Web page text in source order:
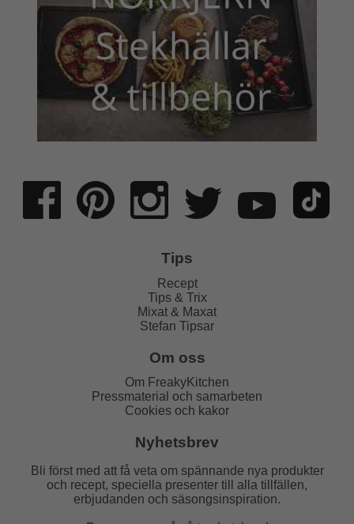
Tips
Recept
Tips & Trix
Mixat & Maxat
Stefan Tipsar
Om oss
Om FreakyKitchen
Pressmaterial och samarbeten
Cookies och kakor
Nyhetsbrev
Bli först med att få veta om spännande nya produkter
och recept, speciella presenter till alla tillfällen,
erbjudanden och säsongsinspiration.